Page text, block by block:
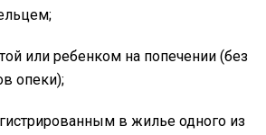
или ребенком на попечении (без
опеки);
в жилье одного из